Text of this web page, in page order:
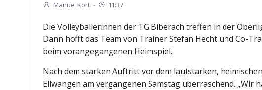
Manuel Kort - 11:37
Die Volleyballerinnen der TG Biberach treffen in der
Dann hofft das Team von Trainer Stefan Hecht und Co-
beim vorangegangenen Heimspiel.
Nach dem starken Auftritt vor dem lautstarken,
Ellwangen am vergangenen Samstag überraschend.